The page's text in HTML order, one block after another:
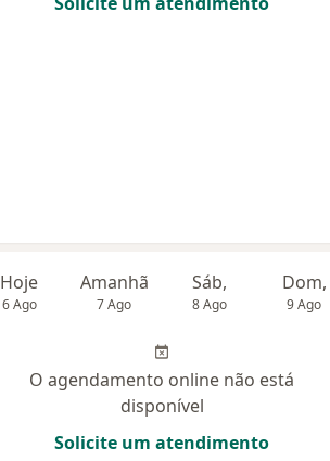
Hoje
6 Ago
Amanhã
7 Ago
Sáb,
8 Ago
Dom,
9 Ago
O agendamento online não está
disponível
Solicite um atendimento